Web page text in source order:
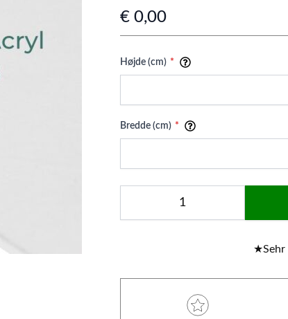
€ 0,00
Højde (cm)
Bredde (cm)
★Sehr